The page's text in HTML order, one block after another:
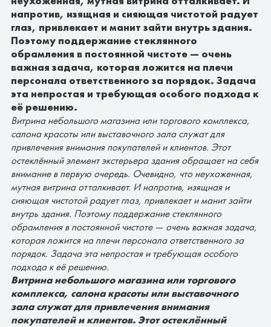
напротив, изящная и сияющая чистотой радует
глаз, привлекает и манит зайти внутрь здания.
Поэтому поддержание стеклянного
обрамления в постоянной чистоте — очень
важная задача, которая ложится на плечи
персонала ответственного за порядок. Задача
эта непростая и требующая особого подхода к
её решению.
Витрина небольшого магазина или торгового комплекса,
салона красоты или выставочного зала служат для
привлечения внимания покупателей и клиентов. Этот
остеклённый элемент экстерьера здания обращает на себя
внимание в первую очередь. Очевидно, что неухоженная,
мутная витрина отталкивает. И напротив, изящная и
сияющая чистотой радует глаз, привлекает и манит зайти
внутрь здания. Поэтому поддержание стеклянного
обрамления в постоянной чистоте — очень важная задача,
которая ложится на плечи персонала ответственного за
порядок. Задача эта непростая и требующая особого
подхода к её решению.
Витрина небольшого магазина или торгового
комплекса, салона красоты или выставочного
зала служат для привлечения внимания
покупателей и клиентов. Этот остеклённый